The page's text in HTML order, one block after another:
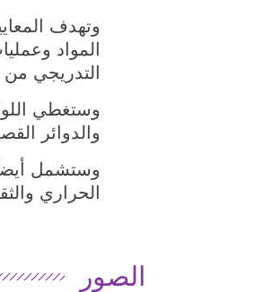
وتهدف
المواد
التدريجي
وستغطي
والدوائر
وستشمل أيضا
الحراري
الصور